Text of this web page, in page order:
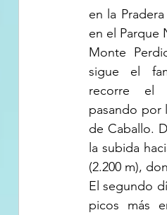
en la
en el Parque
Monte
sigue el
recorre el
pasando por
de Caballo.
la subida
(2.200 m),
El segundo
picos más